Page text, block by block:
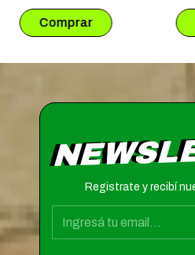
Registrate y recibí